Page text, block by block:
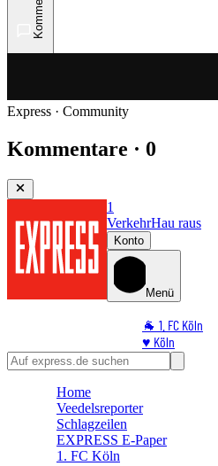
Express · Community
Kommentare · 0
1
VerkehrHau raus
Konto
Menü
🐐 1. FC Köln
♥️ Köln
⭐ Promi
🛒 Shoppingwelt
Home
Veedelsreporter
Schlagzeilen
EXPRESS E-Paper
1. FC Köln